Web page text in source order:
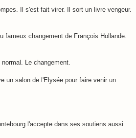
Il s'est fait virer. Il sort un livre vengeur.
changement de François Hollande.
Le changement.
un salon de l'Elysée pour faire venir un
l'accepte dans ses soutiens aussi.